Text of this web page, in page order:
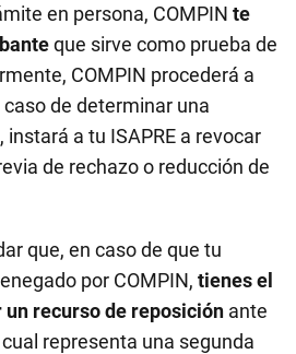
en persona, COMPIN te
que sirve como prueba de
COMPIN procederá a
de determinar una
a tu ISAPRE a revocar
de rechazo o reducción de
que, en caso de que tu
por COMPIN, tienes el
recurso de reposición ante
representa una segunda